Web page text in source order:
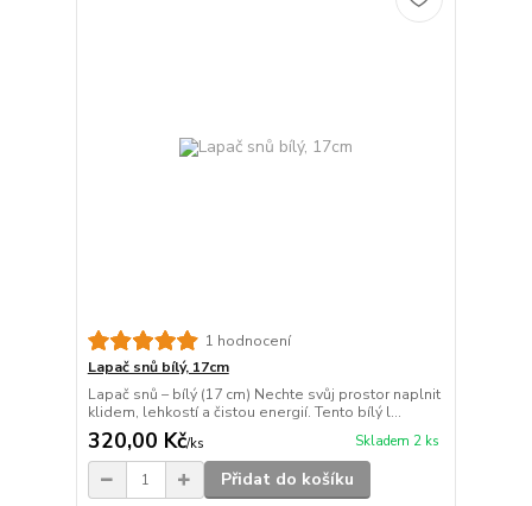
1 hodnocení
Lapač snů bílý, 17cm
Lapač snů – bílý (17 cm) Nechte svůj prostor naplnit
klidem, lehkostí a čistou energií. Tento bílý l...
320,00 Kč/ks Skladem 2 ks
Přidat do košíku